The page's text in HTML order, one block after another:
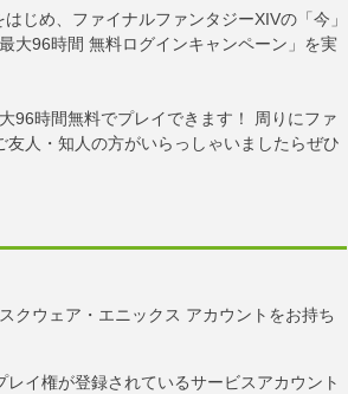
じめ、ファイナルファンタジーXIVの「今」
大96時間 無料ログインキャンペーン」を実
96時間無料でプレイできます！ 周りにファ
人・知人の方がいらっしゃいましたらぜひ
クウェア・エニックス アカウントをお持ち
イ権が登録されているサービスアカウント